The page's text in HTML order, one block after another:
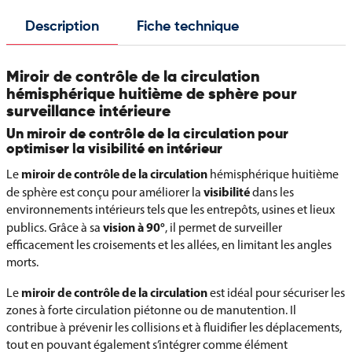
Description Fiche technique
Miroir de contrôle de la circulation
hémisphérique huitième de sphère pour
surveillance intérieure
Un miroir de contrôle de la circulation pour
optimiser la visibilité en intérieur
Le miroir de contrôle de la circulation hémisphérique huitième
de sphère est conçu pour améliorer la visibilitédans les
environnements intérieurs tels que les entrepôts, usines et lieux
publics. Grâce à sa vision à 90°, il permet de surveiller
efficacement les croisements et les allées, en limitant les angles
morts.
Le miroir de contrôle de la circulationest idéal pour sécuriser les
zones à forte circulation piétonne ou de manutention. Il
contribue à prévenir les collisions et à fluidifier les déplacements,
tout en pouvant également s’intégrer comme élément